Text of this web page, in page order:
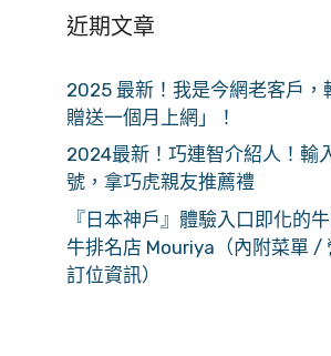
近期文章
2025 最新！我是今網老客戶，
贈送一個月上網」！
2024最新！巧連智介紹人！輸
號，拿巧虎親友推薦禮
『日本神戶』體驗入口即化的
牛排名店 Mouriya（內附菜單 /
訂位資訊）